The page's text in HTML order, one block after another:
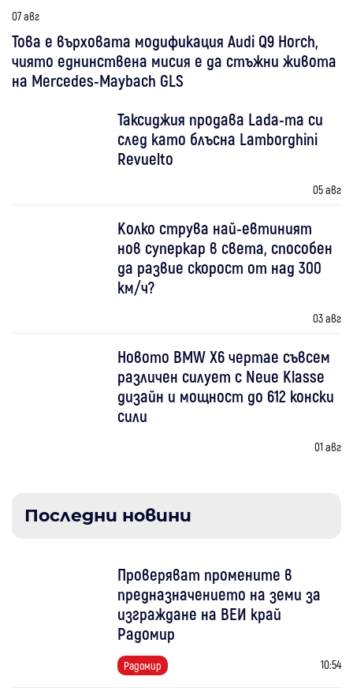
07 авг
Това е върховата модификация Audi Q9 Horch,
чиято еднинствена мисия е да стъжни живота
на Mercedes-Maybach GLS
Таксиджия продава Lada-та си
след като блъсна Lamborghini
Revuelto
05 авг
Колко струва най-евтиният
нов суперкар в света, способен
да развие скорост от над 300
км/ч?
03 авг
Новото BMW X6 чертае съвсем
различен силует с Neue Klasse
дизайн и мощност до 612 конски
сили
01 авг
Последни новини
Проверяват промените в
предназначението на земи за
изграждане на ВЕИ край
Радомир
Радомир 10:54